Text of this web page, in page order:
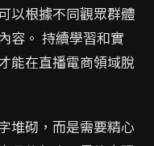
以根據不同觀眾群體
容。 持續學習和實
能在直播電商領域脫
堆砌，而是需要精心